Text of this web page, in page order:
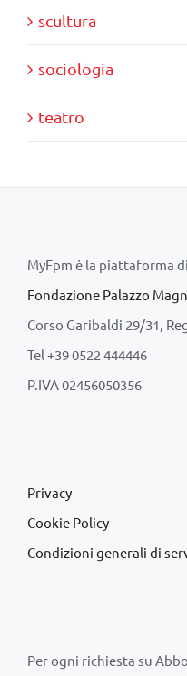
scultura
sociologia
teatro
MyFpm è la piattaforma
Fondazione Palazzo
Corso Garibaldi 29/31,
Tel +39 0522 444446
P.IVA 02456050356
Privacy
Cookie Policy
Condizioni generali di
Per ogni richiesta su